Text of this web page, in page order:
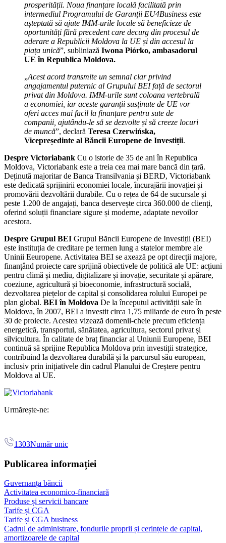
prosperității. Noua finanțare locală facilitată prin
intermediul Programului de Garanții EU4Business este
așteptată să ajute IMM-urile locale să beneficieze de
oportunități fără precedent care decurg din procesul de
aderare a Republicii Moldova la UE și din accesul la
piața unică”, subliniază Iwona Piórko, ambasadorul
UE în Republica Moldova.
„Acest acord transmite un semnal clar privind
angajamentul puternic al Grupului BEI față de sectorul
privat din Moldova. IMM-urile sunt coloana vertebrală
a economiei, iar aceste garanții susținute de UE vor
oferi acces mai facil la finanțare pentru sute de
companii, ajutându-le să se dezvolte și să creeze locuri
de muncă”, declară Teresa Czerwińska,
Vicepreședinte al Băncii Europene de Investiții.
Despre Victoriabank Cu o istorie de 35 de ani în Republica
Moldova, Victoriabank este a treia cea mai mare bancă din țară.
Deținută majoritar de Banca Transilvania și BERD, Victoriabank
este dedicată sprijinirii economiei locale, încurajării inovației și
promovării dezvoltării durabile. Cu o rețea de 64 de sucursale și
peste 1.200 de angajați, banca deservește circa 360.000 de clienți,
oferind soluții financiare sigure și moderne, adaptate nevoilor
acestora.
Despre Grupul BEI Grupul Băncii Europene de Investiții (BEI)
este instituția de creditare pe termen lung a statelor membre ale
Uninii Eeuropene. Activitatea BEI se axează pe opt direcții majore,
finanțând proiecte care sprijină obiectivele de politică ale UE: acțiuni
pentru climă și mediu, digitalizare și inovație, securitate și apărare,
coeziune, agricultură și bioeconomie, infrastructură socială,
dezvoltarea piețelor de capital și consolidarea rolului Europei pe
plan global. BEI în Moldova De la începutul activității sale în
Moldova, în 2007, BEI a investit circa 1,75 miliarde de euro în peste
30 de proiecte. Acestea vizează domenii-cheie precum eficiența
energetică, transportul, sănătatea, agricultura, sectorul privat și
silvicultura. În calitate de braț financiar al Uniunii Europene, BEI
continuă să sprijine Republica Moldova prin investiții strategice,
contribuind la dezvoltarea durabilă și la parcursul său european,
inclusiv prin inițiativele din cadrul Planului de Creștere pentru
Moldova al UE.
Urmărește-ne:
1303Număr unic
Publicarea informației
Guvernanța băncii
Activitatea economico-financiară
Produse și servicii bancare
Tarife și CGA
Tarife și CGA business
Cadrul de administrare, fondurile proprii și cerințele de capital,
amortizoarele de capital